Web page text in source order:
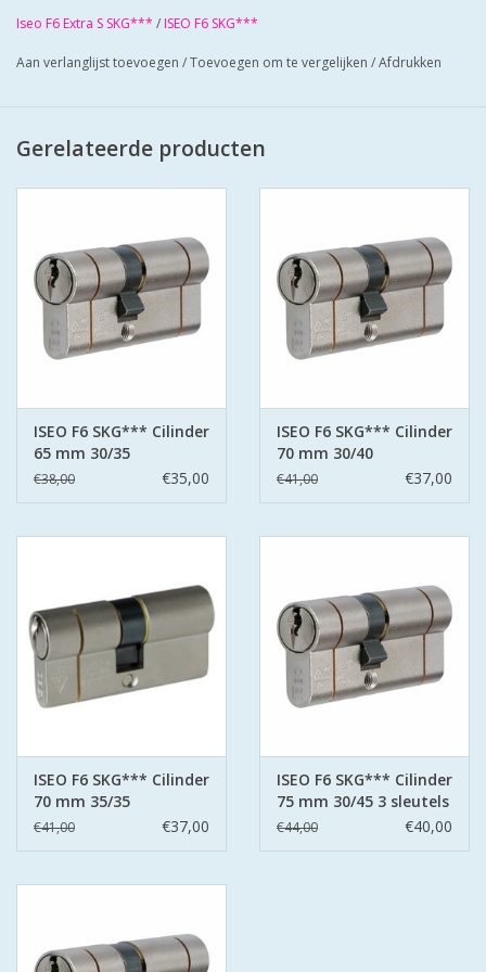
- voorzien van beveiliging tegen boren en
- stalen brug: voorkomt breken van de
- extra insnijding in cilinder: voorkomt
breken van de cilinder
- 30.000 verschillende sluitingen
- standaard F6 sleutelprofiel (messing
vernikkeld)
Iseo F6 Extra S SKG*** / ISEO F6 SKG***
Aan verlanglijst toevoegen /Toevoegen om te vergelijken /Afdrukken
Gerelateerde producten
ISEO F6 SKG*** Cilinder
65 mm 30/35
€38,00 €35,00
ISEO F6 SKG*** Cilinder
70 mm 30/40
€41,00 €37,00
ISEO F6 SKG*** Cilinder
70 mm 35/35
€41,00 €37,00
ISEO F6 SKG*** Cilinder
75 mm 30/45 3 sleutels
€44,00 €40,00